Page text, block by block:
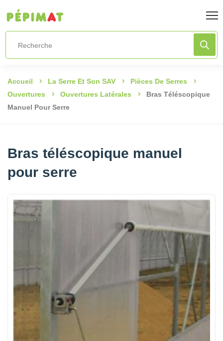
Accueil La Serre Et Son SAV
Pièces De Serres
Ouvertures
Ouvertures Latérales
Bras Téléscopique
Manuel Pour Serre
Bras téléscopique manuel
pour serre